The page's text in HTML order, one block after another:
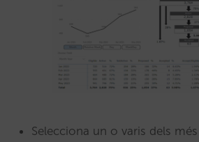
Selecciona un o varis dels